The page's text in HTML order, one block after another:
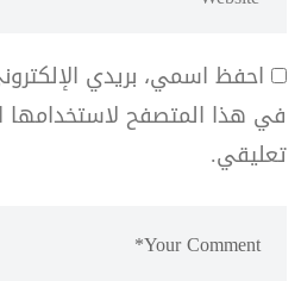
احفظ اسمي، بريدي
في هذا المتصفح لاستخدامها
تعليقي.